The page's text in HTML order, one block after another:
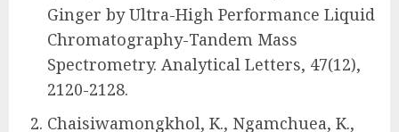
Ginger by Ultra-High Performance Liquid
Chromatography-Tandem Mass
Spectrometry. Analytical Letters, 47(12),
2120-2128.
Chaisiwamongkhol, K., Ngamchuea, K.,